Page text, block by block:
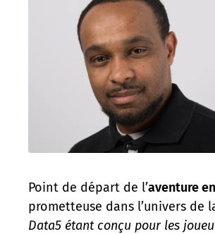
Point de départ de l’aventure
prometteuse dans l’univers de
Data5 étant conçu pour les